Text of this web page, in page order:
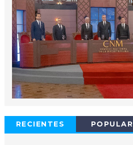
RECIENTES POPULAR